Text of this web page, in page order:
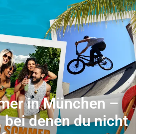
in München –
bei denen du nicht